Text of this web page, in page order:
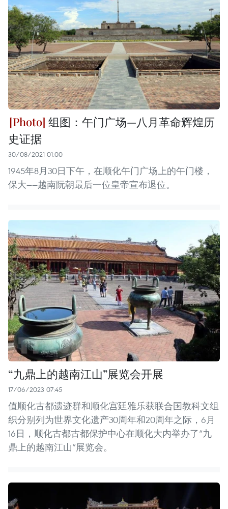
组图：午门广场—八月革命辉煌历
史证据
30/08/2021 01:00
1945年8月30日下午，在顺化午门广场上的午门楼，
保大——越南阮朝最后一位皇帝宣布退位。
“九鼎上的越南江山”展览会开展
17/06/2023 07:45
值顺化古都遗迹群和顺化宫廷雅乐获联合国教科文组
织分别列为世界文化遗产30周年和20周年之际，6月
16日，顺化古都古都保护中心在顺化大内举办了“九
鼎上的越南江山”展览会。